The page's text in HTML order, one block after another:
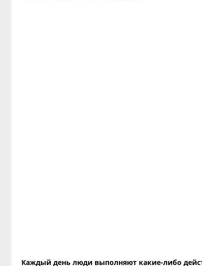
Каждый день люди выполняют какие-либо